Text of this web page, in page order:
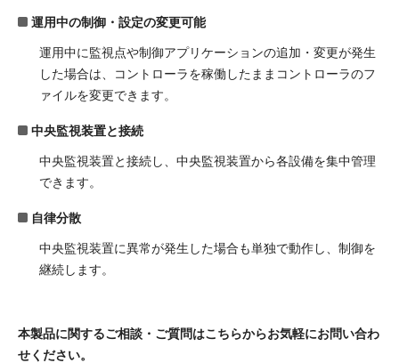
運用中の制御・設定の変更可能
運用中に監視点や制御アプリケーションの追加・変更が発生
した場合は、コントローラを稼働したままコントローラのフ
ァイルを変更できます。
中央監視装置と接続
中央監視装置と接続し、中央監視装置から各設備を集中管理
できます。
自律分散
中央監視装置に異常が発生した場合も単独で動作し、制御を
継続します。
本製品に関するご相談・ご質問はこちらからお気軽にお問い合わ
せください。